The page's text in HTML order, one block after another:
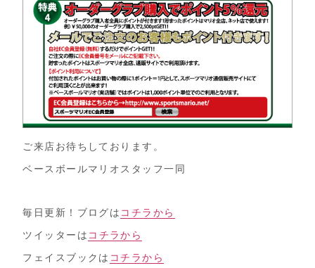
ご来店お待ちしております。
ベースボールマリオスタッフ一同
毎日更新！ブログは コチラから
ツイッターは コチラから
フェイスブックは コチラから